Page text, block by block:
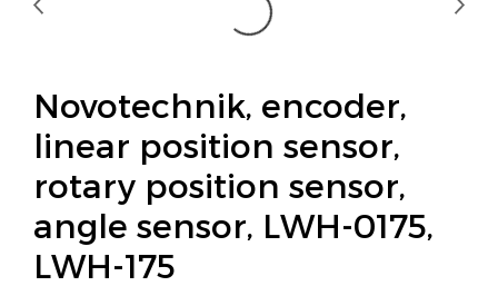
Novotechnik, encoder,
linear position sensor,
rotary position sensor,
angle sensor, LWH-0175,
LWH-175